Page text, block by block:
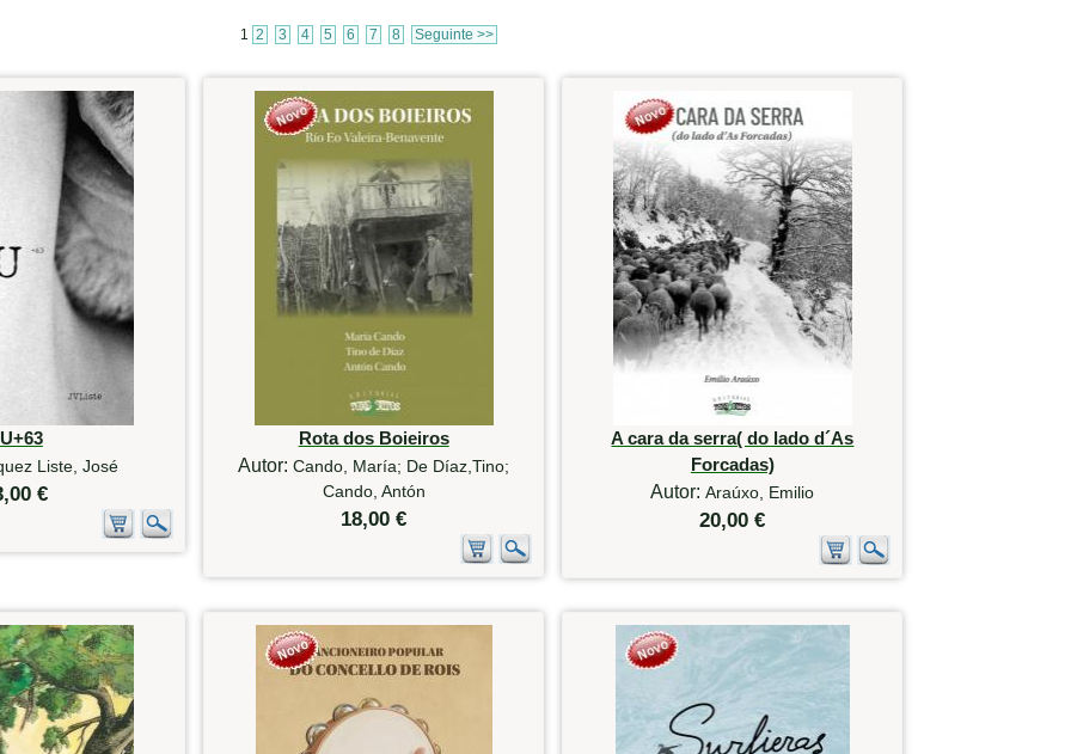
1 2 3 4 5 6 7 8 Seguinte >>
Liste, José
€
Rota dos Boieiros
Autor:Cando, María; De Díaz,Tino;
Cando, Antón
18,00 €
A cara da serra( do lado d´As
Forcadas)
Autor:Araúxo, Emilio
20,00 €